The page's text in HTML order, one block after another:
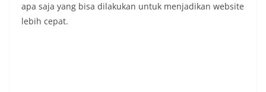
apa saja yang bisa dilakukan untuk menjadikan website
lebih cepat.